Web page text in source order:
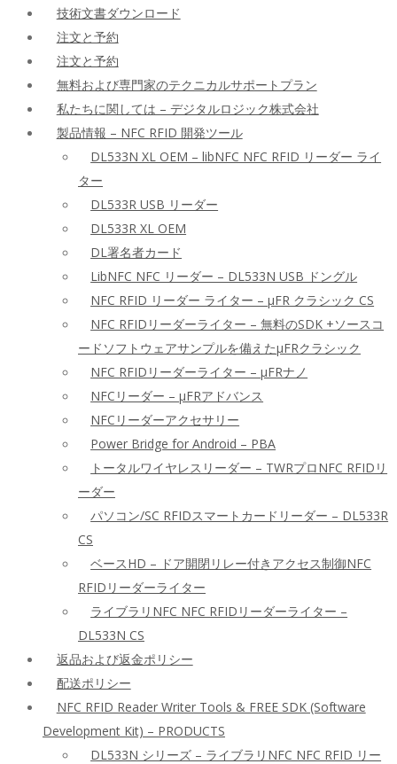
技術文書ダウンロード
注文と予約
注文と予約
無料および専門家のテクニカルサポートプラン
私たちに関しては – デジタルロジック株式会社
製品情報 – NFC RFID 開発ツール
DL533N XL OEM – libNFC NFC RFID リーダー ライ
ター
DL533R USB リーダー
DL533R XL OEM
DL署名者カード
LibNFC NFC リーダー – DL533N USB ドングル
NFC RFID リーダー ライター – μFR クラシック CS
NFC RFIDリーダーライター – 無料のSDK +ソースコ
ードソフトウェアサンプルを備えたμFRクラシック
NFC RFIDリーダーライター – μFRナノ
NFCリーダー – μFRアドバンス
NFCリーダーアクセサリー
Power Bridge for Android – PBA
トータルワイヤレスリーダー – TWRプロNFC RFIDリ
ーダー
パソコン/SC RFIDスマートカードリーダー – DL533R
CS
ベースHD – ドア開閉リレー付きアクセス制御NFC
RFIDリーダーライター
ライブラリNFC NFC RFIDリーダーライター –
DL533N CS
返品および返金ポリシー
配送ポリシー
NFC RFID Reader Writer Tools & FREE SDK (Software
Development Kit) – PRODUCTS
DL533N シリーズ – ライブラリNFC NFC RFID リー